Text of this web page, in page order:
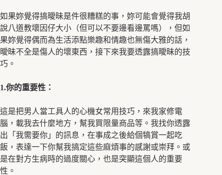
如果妳覺得搞曖昧是件很糟糕的事，妳可能會覺得我胡
說八道教壞因仔大小（但可以不要邊看邊罵嗎），但如
果妳覺得偶而為生活添點樂趣和情趣也無傷大雅的話，
曖昧不全是傷人的壞東西，接下來我要透露搞曖昧的技
巧。
1.你的重要性：
這是把男人當工具人的心機女常用技巧，來我家修電
腦，載我去什麼地方，幫我買限量商品等。我找你透露
出「我需要你」的訊息，在事成之後給個犒賞一起吃
飯，表達一下你幫我搞定這些麻煩事的感謝或崇拜。或
是在對方生病時的過度關心，也是突顯這個人的重要
性。